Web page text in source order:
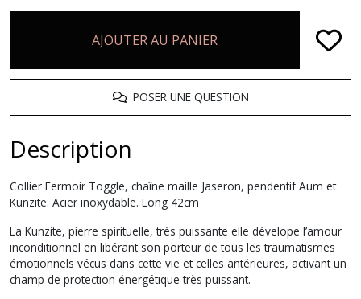
AJOUTER AU PANIER
POSER UNE QUESTION
Description
Collier Fermoir Toggle, chaîne maille Jaseron, pendentif Aum et
Kunzite. Acier inoxydable. Long 42cm
La Kunzite, pierre spirituelle, très puissante elle dévelope l’amour
inconditionnel en libérant son porteur de tous les traumatismes
émotionnels vécus dans cette vie et celles antérieures, activant un
champ de protection énergétique très puissant.